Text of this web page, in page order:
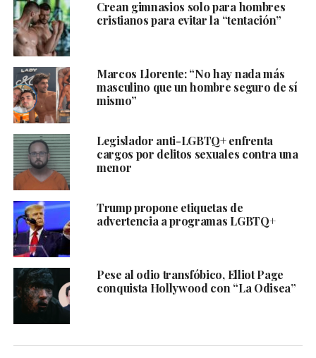
Crean gimnasios solo para hombres
cristianos para evitar la “tentación”
Marcos Llorente: “No hay nada más
masculino que un hombre seguro de sí
mismo”
Legislador anti-LGBTQ+ enfrenta
cargos por delitos sexuales contra una
menor
Trump propone etiquetas de
advertencia a programas LGBTQ+
Pese al odio transfóbico, Elliot Page
conquista Hollywood con “La Odisea”